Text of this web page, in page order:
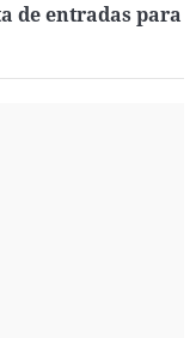
de entradas para